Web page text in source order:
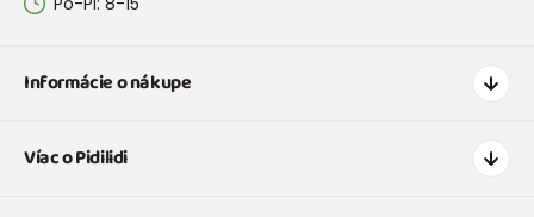
Informácie o nákupe
Doprava a platba
Víac o Pidilidi